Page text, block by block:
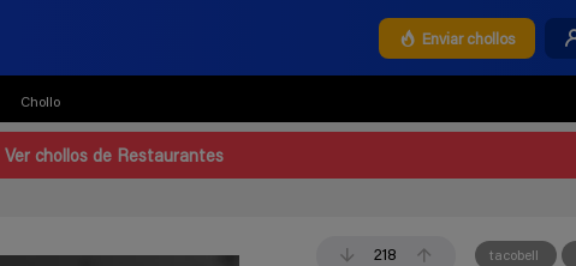
Enviar chollos
Chollo
Ver chollos de Restaurantes
218 tacobell